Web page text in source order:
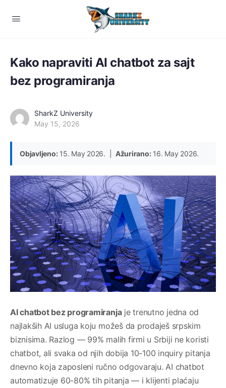
Kako napraviti AI chatbot za sajt
bez programiranja
SharkZ University
May 15, 2026
Objavljeno:15. May 2026. | Ažurirano:16. May 2026.
AI chatbot bez programiranjaje trenutno jedna od
najlakših AI usluga koju možeš da prodaješ srpskim
biznisima. Razlog — 99% malih firmi u Srbiji ne koristi
chatbot, ali svaka od njih dobija 10-100 inquiry pitanja
dnevno koja zaposleni ručno odgovaraju. AI chatbot
automatizuje 60-80% tih pitanja — i klijenti plaćaju